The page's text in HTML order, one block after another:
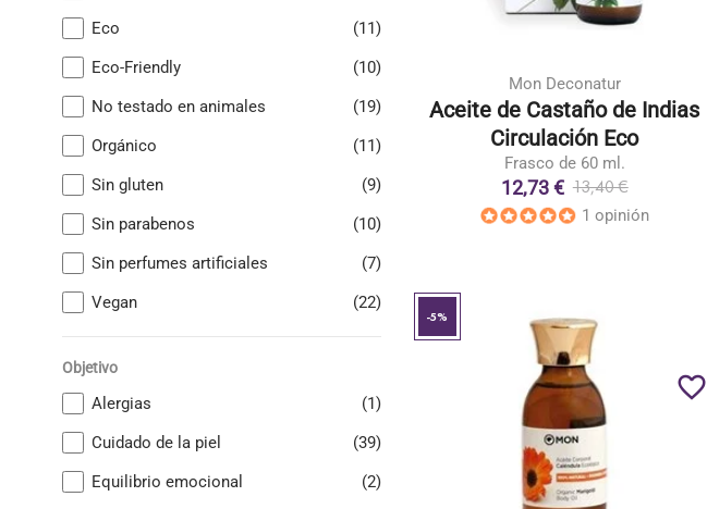
Eco
(11)
Eco-Friendly
(10)
No testado en animales
(19)
Orgánico
(11)
Sin gluten
(9)
Sin parabenos
(10)
Sin perfumes artificiales
(7)
Vegan
(22)
Objetivo
Alergias
(1)
Cuidado de la piel
(39)
Equilibrio emocional
(2)
Mon Deconatur
Aceite de Castaño de Indias
Circulación Eco
Frasco de 60 ml.
12,73 € 13,40 €
1 opinión
-5%
favorite_border